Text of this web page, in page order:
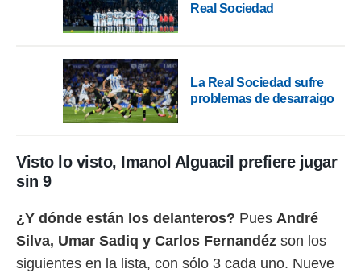
Real Sociedad
La Real Sociedad sufre
problemas de desarraigo
Visto lo visto, Imanol Alguacil prefiere jugar
sin 9
¿Y dónde están los delanteros? Pues André
Silva, Umar Sadiq y Carlos Fernandéz son los
siguientes en la lista, con sólo 3 cada uno. Nueve